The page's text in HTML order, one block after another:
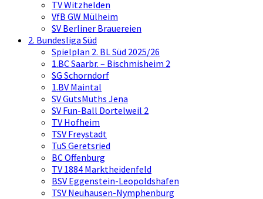
TV Witzhelden
VfB GW Mülheim
SV Berliner Brauereien
2. Bundesliga Süd
Spielplan 2. BL Süd 2025/26
1.BC Saarbr. – Bischmisheim 2
SG Schorndorf
1.BV Maintal
SV GutsMuths Jena
SV Fun-Ball Dortelweil 2
TV Hofheim
TSV Freystadt
TuS Geretsried
BC Offenburg
TV 1884 Marktheidenfeld
BSV Eggenstein-Leopoldshafen
TSV Neuhausen-Nymphenburg